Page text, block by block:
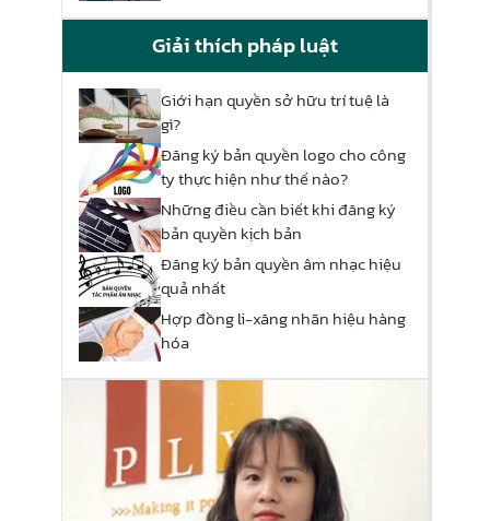
Giải thích pháp luật
Giới hạn quyền sở hữu trí tuệ là
gì?
Đăng ký bản quyền logo cho công
ty thực hiện như thế nào?
Những điều cần biết khi đăng ký
bản quyền kịch bản
Đăng ký bản quyền âm nhạc hiệu
quả nhất
Hợp đồng li-xăng nhãn hiệu hàng
hóa